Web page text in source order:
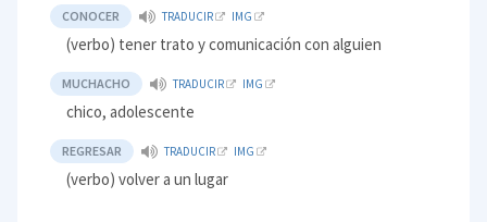
CONOCER TRADUCIR IMG
(verbo) tener trato y comunicación con alguien
MUCHACHO TRADUCIR IMG
chico, adolescente
REGRESAR TRADUCIR IMG
(verbo) volver a un lugar